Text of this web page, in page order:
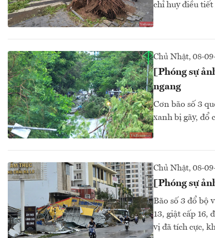
chỉ huy điều
Chủ Nhật, 08-
[Phóng sự
ngang
Cơn bão số 3
xanh bị gãy, đổ
Chủ Nhật, 08-
[Phóng sự
Bão số 3 đổ bộ
13, giật cấp 16,
vị đã tích cực,